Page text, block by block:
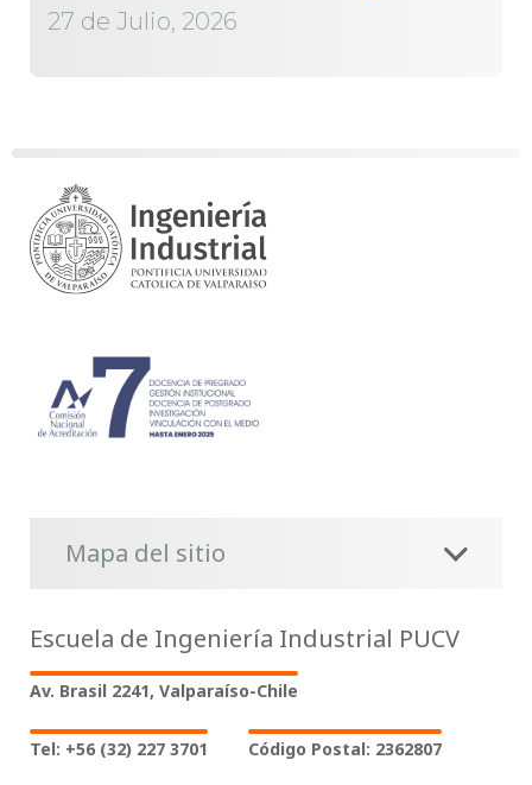
27 de Julio, 2026
Mapa del sitio
Escuela de Ingeniería Industrial PUCV
Av. Brasil 2241, Valparaíso-Chile
Tel: +56 (32) 227 3701 Código Postal: 2362807